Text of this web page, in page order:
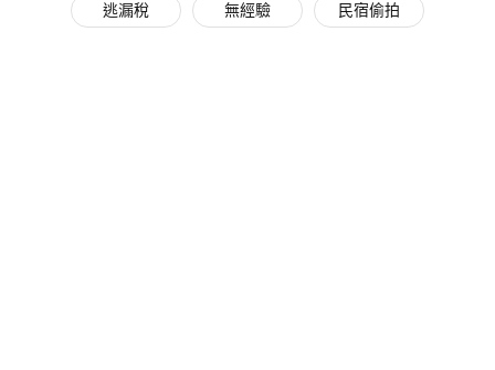
逃漏稅 無經驗 民宿偷拍